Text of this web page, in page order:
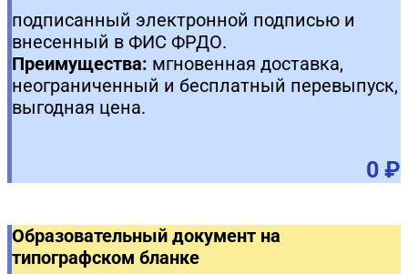
подписанный электронной подписью и
внесенный в ФИС ФРДО.
Преимущества: мгновенная доставка,
неограниченный и бесплатный перевыпуск,
выгодная цена.
0 ₽
Образовательный документ на
типографском бланке